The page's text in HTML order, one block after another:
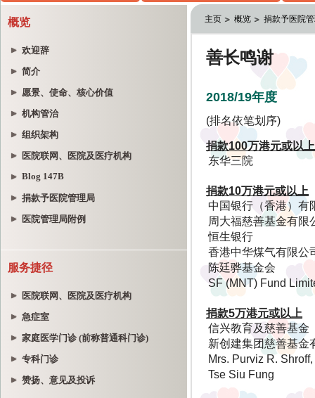
概览
欢迎辞
简介
愿景、使命、核心价值
机构管治
组织架构
医院联网、医院及医疗机构
Blog 147B
捐款予医院管理局
医院管理局附例
服务捷径
医院联网、医院及医疗机构
急症室
家庭医学门诊 (前称普通科门诊)
专科门诊
赞扬、意见及投诉
主页 概览 捐款予医院